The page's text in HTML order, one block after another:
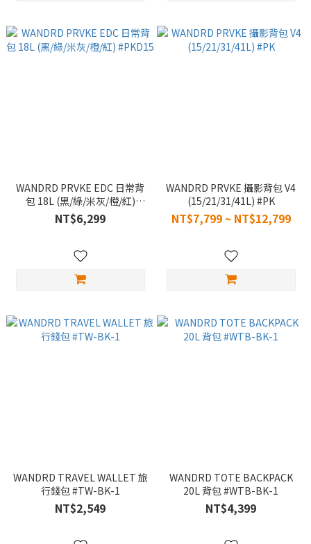
WANDRD PRVKE EDC 日常背
包 18L (黑/綠/米灰/橙/紅)
#PKD15
NT$6,299
WANDRD PRVKE 攝影背包 V4
(15/21/31/41L) #PK
NT$7,799 ~ NT$12,799
WANDRD TRAVEL WALLET 旅
行錢包 #TW-BK-1
NT$2,549
WANDRD TOTE BACKPACK
20L 背包 #WTB-BK-1
NT$4,399